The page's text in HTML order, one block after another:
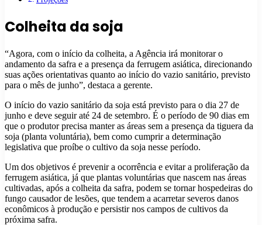
Colheita da soja
“Agora, com o início da colheita, a Agência irá monitorar o
andamento da safra e a presença da ferrugem asiática, direcionando
suas ações orientativas quanto ao início do vazio sanitário, previsto
para o mês de junho”, destaca a gerente.
O início do vazio sanitário da soja está previsto para o dia 27 de
junho e deve seguir até 24 de setembro. É o período de 90 dias em
que o produtor precisa manter as áreas sem a presença da tiguera da
soja (planta voluntária), bem como cumprir a determinação
legislativa que proíbe o cultivo da soja nesse período.
Um dos objetivos é prevenir a ocorrência e evitar a proliferação da
ferrugem asiática, já que plantas voluntárias que nascem nas áreas
cultivadas, após a colheita da safra, podem se tornar hospedeiras do
fungo causador de lesões, que tendem a acarretar severos danos
econômicos à produção e persistir nos campos de cultivos da
próxima safra.